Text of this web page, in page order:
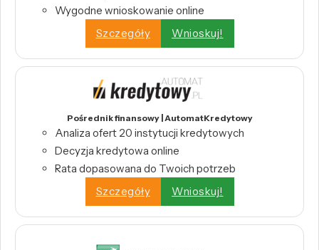
Wygodne wnioskowanie online
Szczegóły
Wnioskuj!
Pośrednik finansowy | AutomatKredytowy
Analiza ofert 20 instytucji kredytowych
Decyzja kredytowa online
Rata dopasowana do Twoich potrzeb
Szczegóły
Wnioskuj!